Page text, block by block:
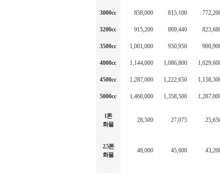
3000cc 858,000 815,100
3200cc 915,200 869,440
3500cc 1,001,000 950,950
4000cc 1,144,000 1,086,800
4500cc 1,287,000 1,222,650
5000cc 1,460,000 1,358,500
1톤
화물
28,500 27,075
2.5톤
화물
48,000 45,600